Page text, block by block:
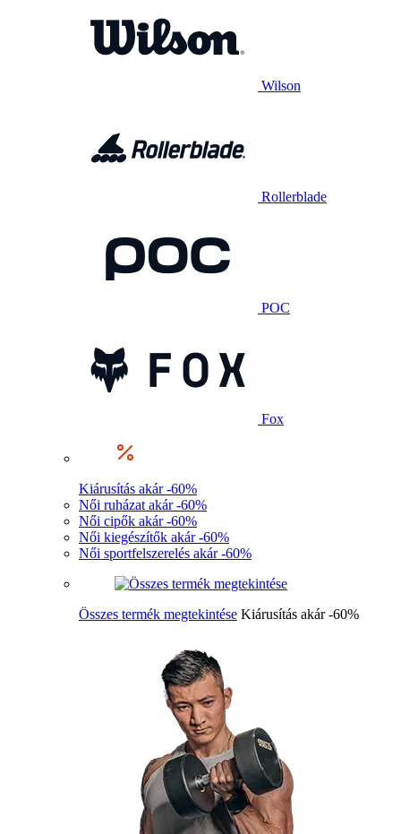
Wilson
Rollerblade
POC
Fox
Kiárusítás akár -60%
Női ruházat akár -60%
Női cipők akár -60%
Női kiegészítők akár -60%
Női sportfelszerelés akár -60%
Összes termék megtekintése Kiárusítás akár -60%